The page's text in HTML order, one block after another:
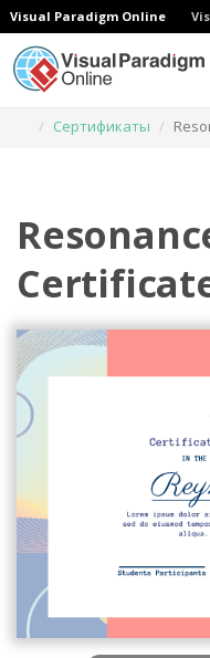
Visual Paradigm Online
Сертификаты